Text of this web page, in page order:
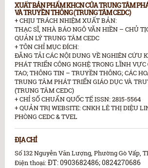
XUẤT BẢN PHẨM KHCN CỦA TRUNG TÂM
VÀ TRUYỀN THÔNG (TRUNG TÂM CEDC)
+ CHỊU TRÁCH NHIỆM XUẤT BẢN:
THẠC SĨ, NHÀ BÁO NGÔ VĂN HIỀN – CHỦ
QUẢN LÝ TRUNG TÂM CEDC
+ TÔN CHỈ MỤC ĐÍCH:
ĐĂNG TẢI CÁC NỘI DUNG VỀ NGHIÊN CỨU
PHÁT TRIỂN CÔNG NGHỆ TRONG LĨNH
TAO; THÔNG TIN – TRUYỀN THÔNG; CÁC
TRUNG TÂM PHÁT TRIỂN GIÁO DỤC VÀ
(TRUNG TÂM CEDC)
+ CHỈ SỐ CHUẨN QUỐC TẾ ISSN: 2815-5564
+ QUẢN TRỊ WEBSITE: CNKH LÊ THỊ DIỆU
PHÒNG CEDC & TVEL
ĐỊA CHỈ
Số 132 Nguyễn Văn Lượng, Phường Gò Vấp,
Điện thoại:ĐT: 0903682486; 0824270686